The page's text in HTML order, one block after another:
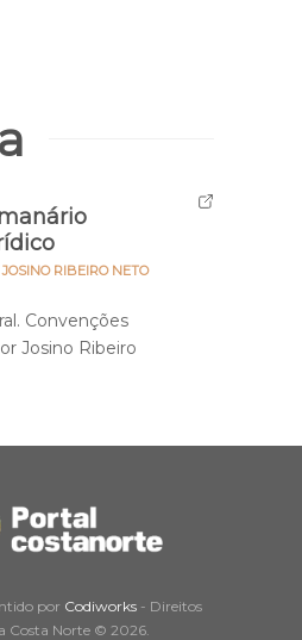
JOSINO RIBEIRO NETO
Convenções
Josino Ribeiro
por Codiworks - Direitos
Costa Norte © 2026.